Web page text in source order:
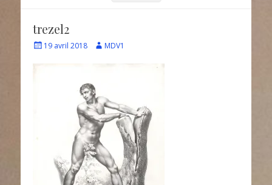
trezel2
Écrit19 avril 2018 Auteur
MDV1